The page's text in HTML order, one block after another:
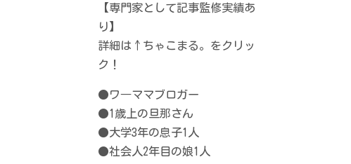
【専門家として記事監修実績あ
り】
詳細は↑ちゃこまる。をクリッ
ク！
●ワ―ママブロガー
●1歳上の旦那さん
●大学3年の息子1人
●社会人2年目の娘1人